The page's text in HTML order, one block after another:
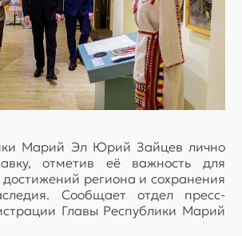
Марий Эл Юрий Зайцев лично
отметив её важность для
региона и сохранения
Сообщает отдел пресс-
Главы Республики Марий